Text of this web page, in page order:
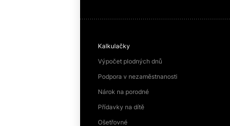
Kalkulačky
Výpočet plodných dnů
Podpora v nezaměstnanosti
Nárok na porodné
Přídavky na dítě
Ošetřovné